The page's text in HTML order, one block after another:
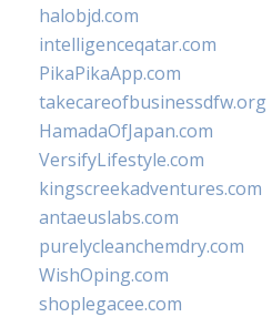
halobjd.com
intelligenceqatar.com
PikaPikaApp.com
takecareofbusinessdfw.org
HamadaOfJapan.com
VersifyLifestyle.com
kingscreekadventures.com
antaeuslabs.com
purelycleanchemdry.com
WishOping.com
shoplegacee.com